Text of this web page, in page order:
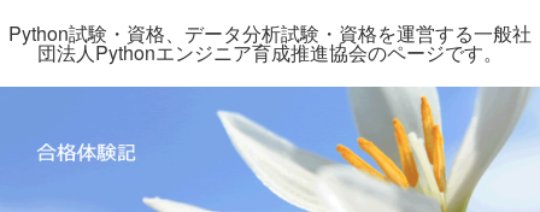
Python試験・資格、データ分析試験・資格を運営する一般社
団法人Pythonエンジニア育成推進協会のページです。